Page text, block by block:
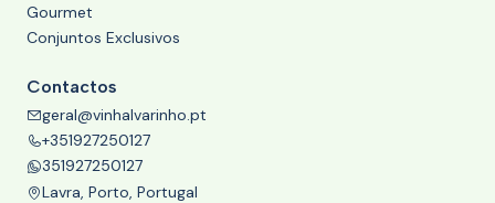
Gourmet
Conjuntos Exclusivos
Contactos
geral@vinhalvarinho.pt
+351927250127
351927250127
Lavra, Porto, Portugal